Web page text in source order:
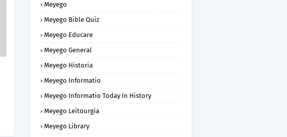
Meyego
Meyego Bible Quiz
Meyego Educare
Meyego General
Meyego Historia
Meyego Informatio
Meyego Informatio Today In History
Meyego Leitourgia
Meyego Library